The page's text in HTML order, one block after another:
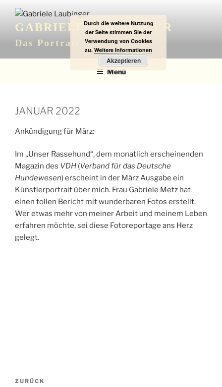
Inhalt
springenGABRIELE LAUBINGER
Das Portrait
Menü
JANUAR 2022
Ankündigung für März:
Im „Unser Rassehund“, dem monatlich erscheinenden
Magazin des VDH (Verband für das Deutsche
Hundewesen) erscheint in der März Ausgabe ein
Künstlerportrait über mich. Frau Gabriele Metz hat
einen tollen Bericht mit wunderbaren Fotos erstellt.
Wer etwas mehr von meiner Arbeit und meinem Leben
erfahren möchte, sei diese Fotoreportage ans Herz
gelegt.
Beitragsnavigation
Vorheriger
ZURÜCK
Durch die weitere Nutzung
der Seite stimmen Sie der
Verwendung von Cookies
zu. Weitere Informationen
Akzeptieren